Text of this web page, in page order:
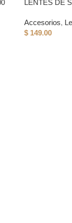
LENTES DE
Accesorios,
$ 149.00